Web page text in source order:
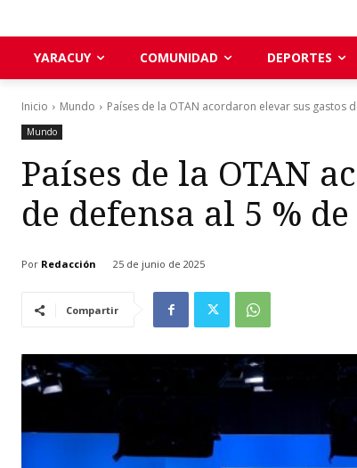
YARACUY COMUNIDAD DEPORTES
Inicio Mundo Países de la OTAN acordaron elevar sus gastos
Mundo
Países de la OTAN
de defensa al 5 % de
Por Redacción 25 de junio de 2025
Compartir